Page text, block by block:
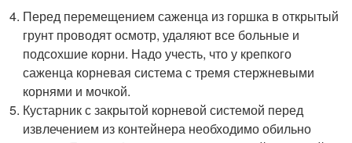
Перед перемещением саженца из горшка в открытый
грунт проводят осмотр, удаляют все больные и
подсохшие корни. Надо учесть, что у крепкого
саженца корневая система с тремя стержневыми
корнями и мочкой.
Кустарник с закрытой корневой системой перед
извлечением из контейнера необходимо обильно